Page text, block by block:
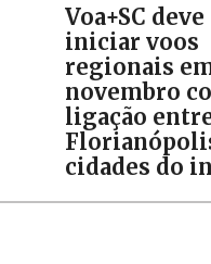
Voa+SC deve
iniciar voos
regionais
novembro
ligação
cidades do